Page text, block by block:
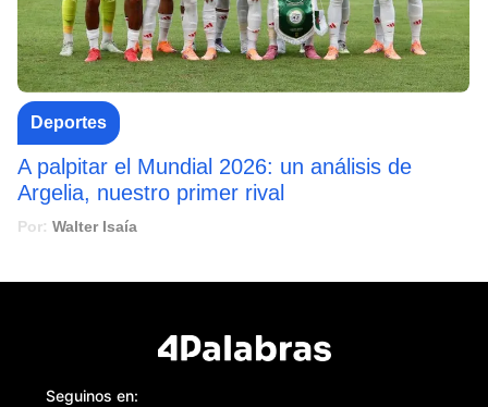
Deportes
A palpitar el Mundial 2026: un análisis de
Argelia, nuestro primer rival
Por: Walter Isaía
Seguinos en: